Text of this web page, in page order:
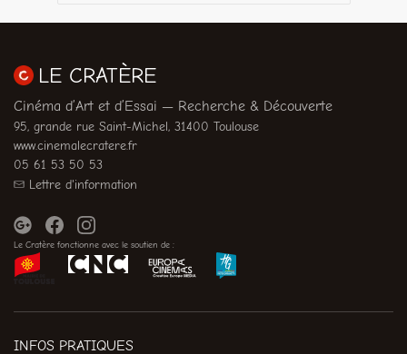
LE CRATÈRE
Cinéma d’Art et d’Essai — Recherche & Découverte
95, grande rue Saint-Michel, 31400 Toulouse
www.cinemalecratere.fr
05 61 53 50 53
Lettre d'information
Le Cratère fonctionne avec le soutien de :
INFOS PRATIQUES